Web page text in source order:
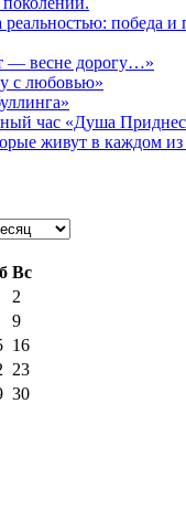
победа и
— весне дорогу…»
с любовью»
час «Душа
живут в каждом из
Вс
2
9
16
23
30